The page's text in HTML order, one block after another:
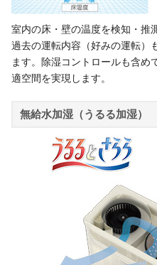
室内の床・壁の温度を検知・推
過去の運転内容（好みの運転）
ます。除湿コントロールも含め
適空間を実現します。
無給水加湿（うるる加湿）